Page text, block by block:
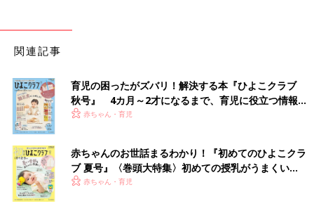
な、と思います。自分のことを嫌いな人はいて当たり前ですか
「私は“人から嫌われるような人間ではない”という思い込みこ
そ、人から疎まれる理由じゃないかと思います」
「みなさん、ありがとうございます。『人から嫌われるような人
間ではないという思い込みこそ、人から疎まれる理由』というコ
メントを読んで、心にストンと落ちました（全員がそうではあり
ませんが）。
関連記事
育児の困ったがズバリ！解決する本『ひよこクラブ
秋号』 4カ月～2才になるまで、育児に役立つ情報が
いっぱい！
赤ちゃん・育児
赤ちゃんのお世話まるわかり！『初めてのひよこクラ
ブ 夏号』〈巻頭大特集〉初めての授乳がうまくい
く！ おっぱい・ミルクの基本と夏のトラブル 解決テ
赤ちゃん・育児